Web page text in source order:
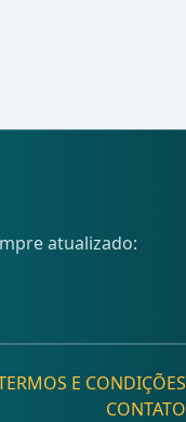
atualizado:
E CONDIÇÕES
CONTATO